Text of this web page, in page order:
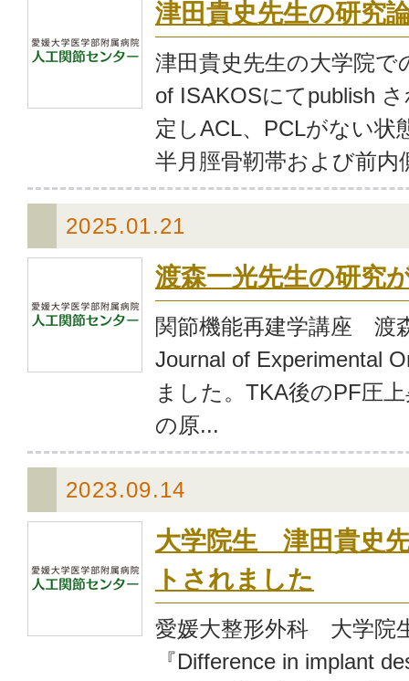
津田貴史先生の研究
津田貴史先生の大学院で
of ISAKOSにてpublish
定しACL、PCLがない状
半月脛骨靭帯および前内
2025.01.21
渡森一光先生の研究
関節機能再建学講座 渡
Journal of Experimental
ました。TKA後のPF圧
の原...
2023.09.14
大学院生 津田貴史
トされました
愛媛大整形外科 大学院
『Difference in implant